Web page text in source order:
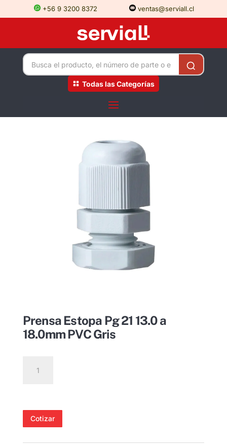
+56 9 3200 8372 ventas@serviall.cl
Todas las Categorías
Prensa Estopa Pg 21 13.0 a
18.0mm PVC Gris
Estopa
13.0
a
Cotizar